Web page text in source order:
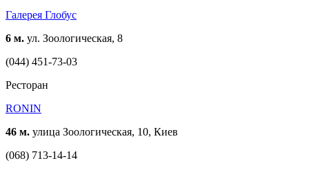
Галерея Глобус
6 м. ул. Зоологическая, 8
(044) 451-73-03
Ресторан
RONIN
46 м. улица Зоологическая, 10, Киев
(068) 713-14-14